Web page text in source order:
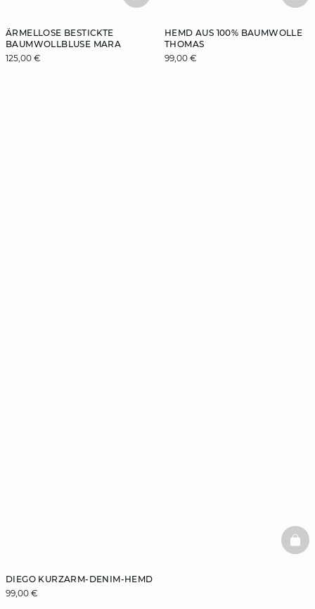
ÄRMELLOSE BESTICKTE
BAUMWOLLBLUSE MARA
125,00 €
HEMD AUS 100% BAUMWOLLE
THOMAS
99,00 €
DIEGO KURZARM-DENIM-HEMD
99,00 €